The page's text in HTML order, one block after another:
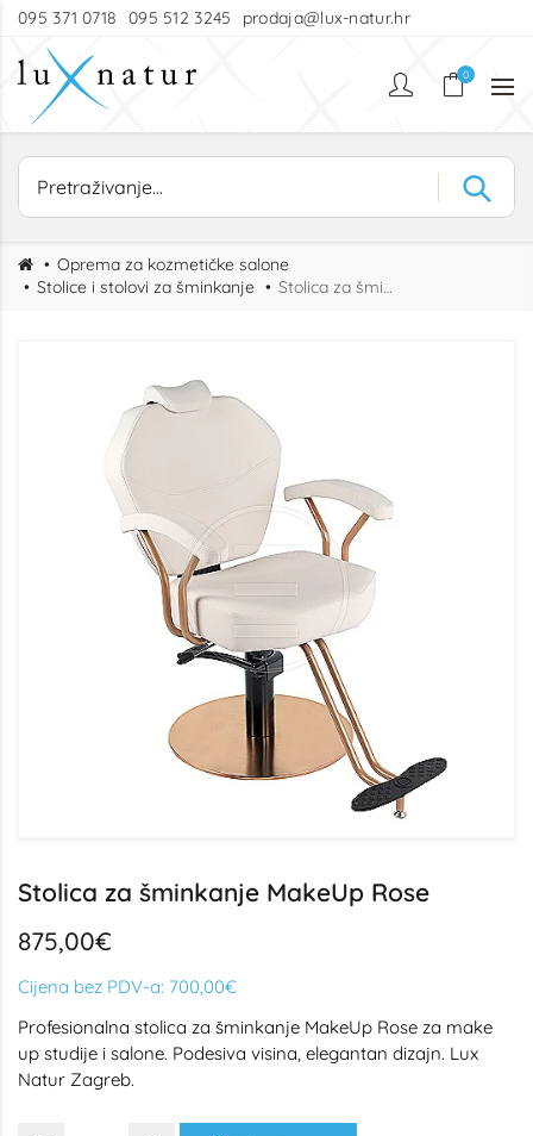
095 371 0718 095 512 3245 prodaja@lux-natur.hr
0
Oprema za kozmetičke salone
Stolice i stolovi za šminkanje
Stolica za šminkanje MakeUp Rose
Stolica za šminkanje MakeUp Rose
875,00€
Cijena bez PDV-a: 700,00€
Profesionalna stolica za šminkanje MakeUp Rose za make
up studije i salone. Podesiva visina, elegantan dizajn. Lux
Natur Zagreb.